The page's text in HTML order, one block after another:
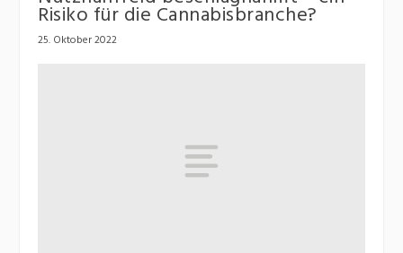
Risiko für die Cannabisbranche?
25. Oktober 2022